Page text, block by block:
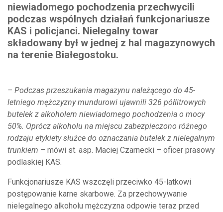
niewiadomego pochodzenia przechwycili
podczas wspólnych działań funkcjonariusze
KAS i policjanci. Nielegalny towar
składowany był w jednej z hal magazynowych
na terenie Białegostoku.
– Podczas przeszukania magazynu należącego do 45-
letniego mężczyzny mundurowi ujawnili 326 półlitrowych
butelek z alkoholem niewiadomego pochodzenia o mocy
50%. Oprócz alkoholu na miejscu zabezpieczono różnego
rodzaju etykiety służce do oznaczania butelek z nielegalnym
trunkiem – mówi st. asp. Maciej Czarnecki – oficer prasowy
podlaskiej KAS.
Funkcjonariusze KAS wszczęli przeciwko 45-latkowi
postępowanie karne skarbowe. Za przechowywanie
nielegalnego alkoholu mężczyzna odpowie teraz przed